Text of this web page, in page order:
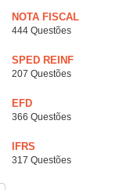
NOTA FISCAL
444 Questões
SPED REINF
207 Questões
EFD
366 Questões
IFRS
317 Questões